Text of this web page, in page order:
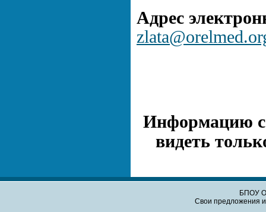
Адрес
Информацию с
видеть
БПОУ
Свои предложения